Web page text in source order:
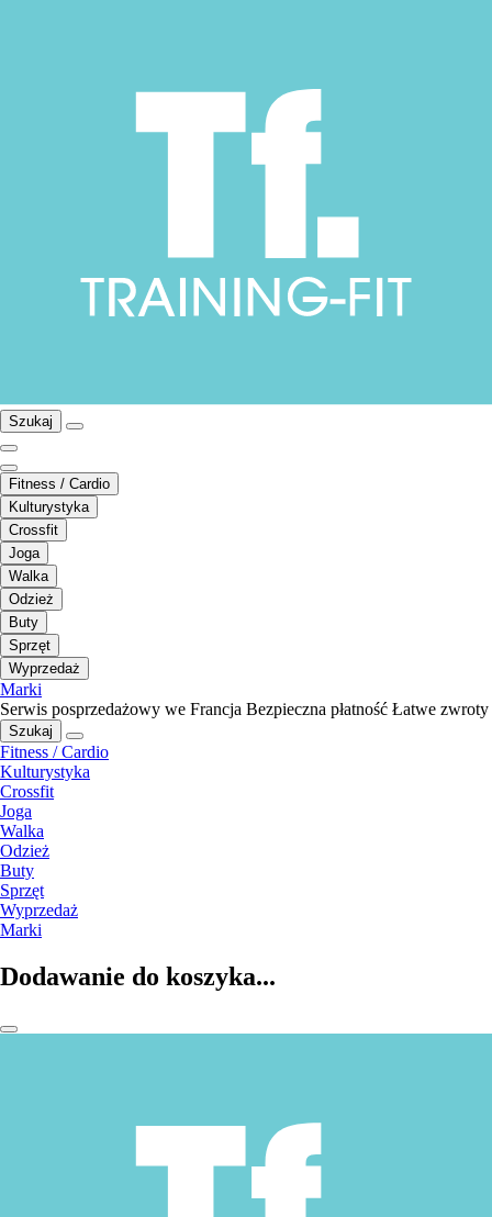
Szukaj
Fitness / Cardio
Kulturystyka
Crossfit
Joga
Walka
Odzież
Buty
Sprzęt
Wyprzedaż
Marki
Serwis posprzedażowy we Francja Bezpieczna płatność Łatwe zwroty
Szukaj
Fitness / Cardio
Kulturystyka
Crossfit
Joga
Walka
Odzież
Buty
Sprzęt
Wyprzedaż
Marki
Dodawanie do koszyka...